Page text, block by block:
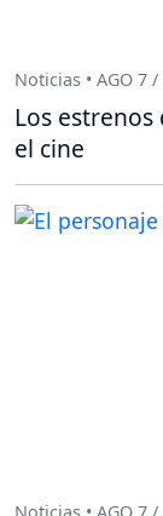
Noticias • AGO 7 /
Los
el cine
Noticias • AGO 7 /